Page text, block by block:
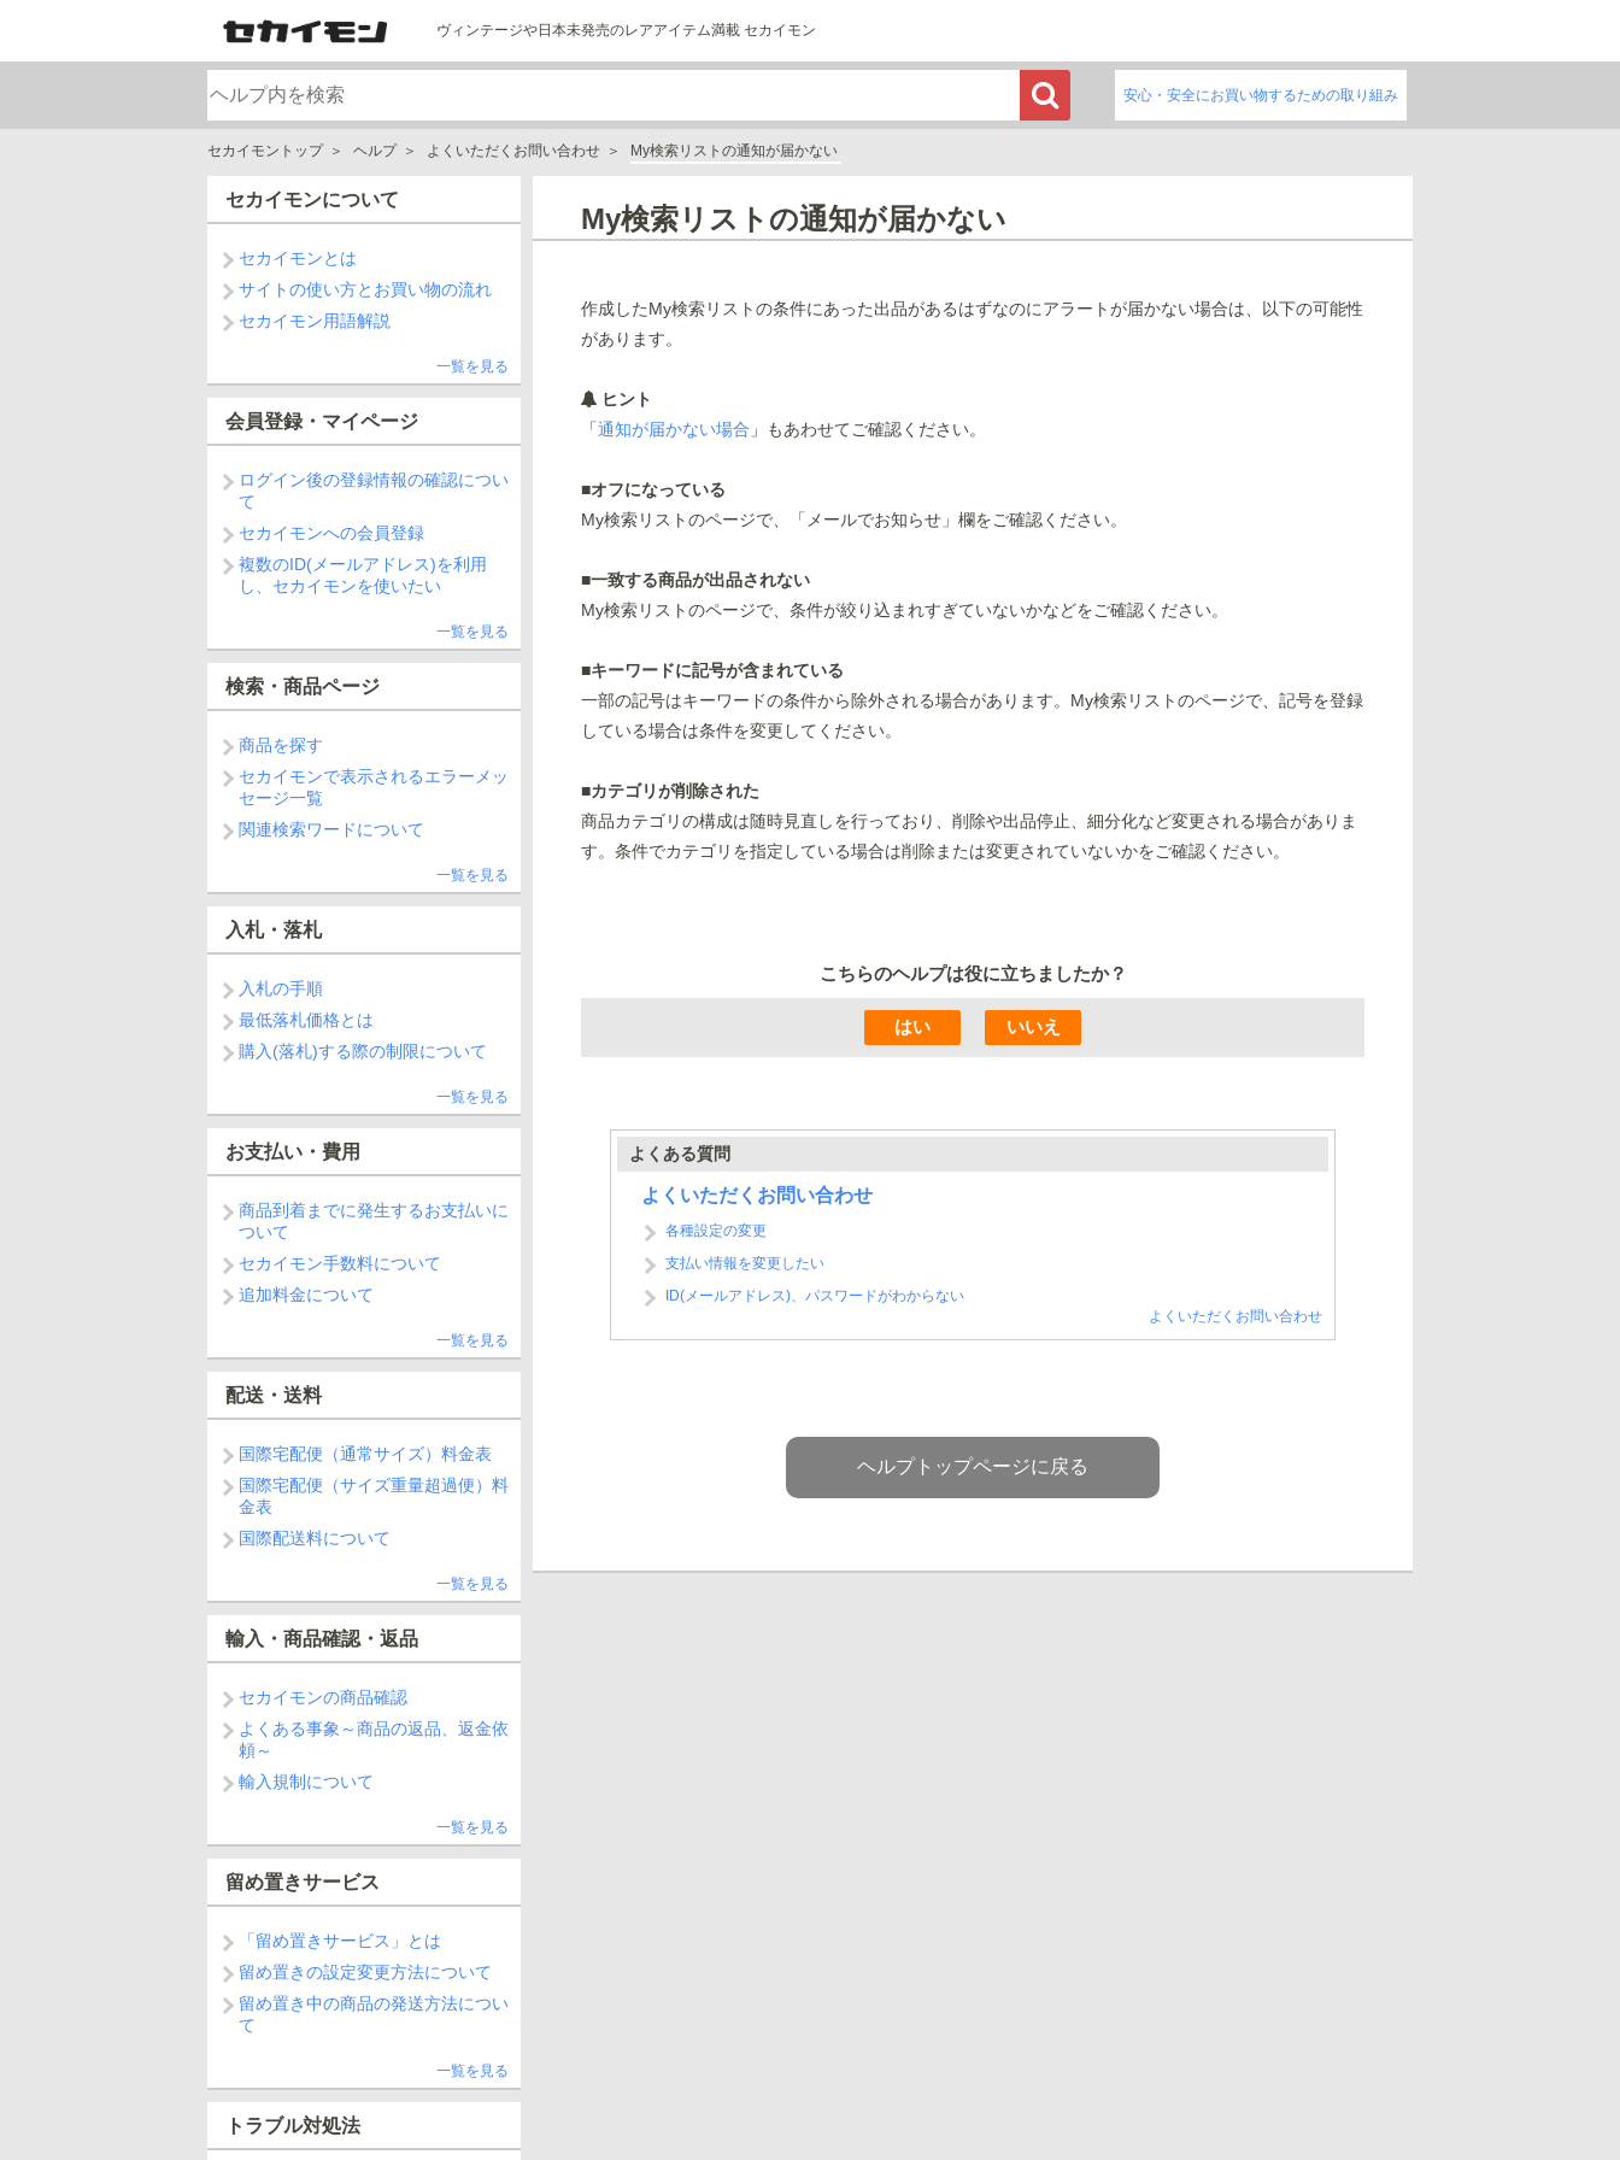
ヴィンテージや日本未発売のレアアイテム満載 セカイモン
安心・安全にお買い物するための取り組み
セカイモントップ ヘルプ よくいただくお問い合わせ My検索リストの通知が届かない
セカイモンについて
セカイモンとは
サイトの使い方とお買い物の流れ
セカイモン用語解説
一覧を見る
会員登録・マイページ
ログイン後の登録情報の確認につい
て
セカイモンへの会員登録
複数のID(メールアドレス)を利用
し、セカイモンを使いたい
一覧を見る
検索・商品ページ
商品を探す
セカイモンで表示されるエラーメッ
セージ一覧
関連検索ワードについて
一覧を見る
入札・落札
入札の手順
最低落札価格とは
購入(落札)する際の制限について
一覧を見る
お支払い・費用
商品到着までに発生するお支払いに
ついて
セカイモン手数料について
追加料金について
一覧を見る
配送・送料
国際宅配便（通常サイズ）料金表
国際宅配便（サイズ重量超過便）料
金表
国際配送料について
一覧を見る
輸入・商品確認・返品
セカイモンの商品確認
よくある事象～商品の返品、返金依
頼～
輸入規制について
一覧を見る
留め置きサービス
「留め置きサービス」とは
留め置きの設定変更方法について
留め置き中の商品の発送方法につい
て
一覧を見る
トラブル対処法
My検索リストの通知が届かない
作成したMy検索リストの条件にあった出品があるはずなのにアラートが届かない場合は、以下の可能性
があります。
ヒント
「通知が届かない場合 」もあわせてご確認ください。
■オフになっている
My検索リストのページで、「メールでお知らせ」欄をご確認ください。
■一致する商品が出品されない
My検索リストのページで、条件が絞り込まれすぎていないかなどをご確認ください。
■キーワードに記号が含まれている
一部の記号はキーワードの条件から除外される場合があります。My検索リストのページで、記号を登録
している場合は条件を変更してください。
■カテゴリが削除された
商品カテゴリの構成は随時見直しを行っており、削除や出品停止、細分化など変更される場合がありま
す。条件でカテゴリを指定している場合は削除または変更されていないかをご確認ください。
こちらのヘルプは役に立ちましたか？
よくある質問
よくいただくお問い合わせ
各種設定の変更
支払い情報を変更したい
ID(メールアドレス)、パスワードがわからない
よくいただくお問い合わせ
ヘルプトップページに戻る